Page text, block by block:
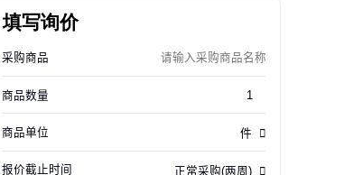
填写询价